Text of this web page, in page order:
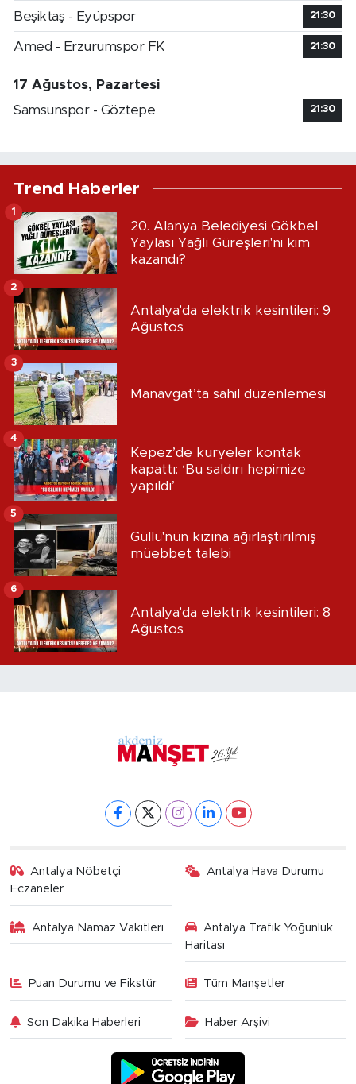
Beşiktaş - Eyüpspor 21:30
Amed - Erzurumspor FK 21:30
17 Ağustos, Pazartesi
Samsunspor - Göztepe
21:30
Trend Haberler
20. Alanya Belediyesi Gökbel
Yaylası Yağlı Güreşleri'ni kim
kazandı?
1
Antalya'da elektrik kesintileri: 9
Ağustos
2
Manavgat’ta sahil düzenlemesi
3
Kepez’de kuryeler kontak
kapattı: ‘Bu saldırı hepimize
yapıldı’
4
Güllü'nün kızına ağırlaştırılmış
müebbet talebi
5
Antalya'da elektrik kesintileri: 8
Ağustos
6
Antalya Nöbetçi
Eczaneler
Antalya Hava Durumu
Antalya Namaz Vakitleri
Antalya Trafik Yoğunluk
Haritası
Puan Durumu ve Fikstür Tüm Manşetler
Son Dakika Haberleri Haber Arşivi